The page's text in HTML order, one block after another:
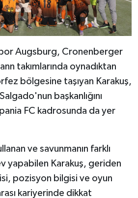
Augsburg, Cronenberger
takımlarında oynadıktan
bölgesine taşıyan Karakuş,
başkanlığını
FC kadrosunda da yer
ve savunmanın farklı
yapabilen Karakuş, geriden
pozisyon bilgisi ve oyun
kariyerinde dikkat